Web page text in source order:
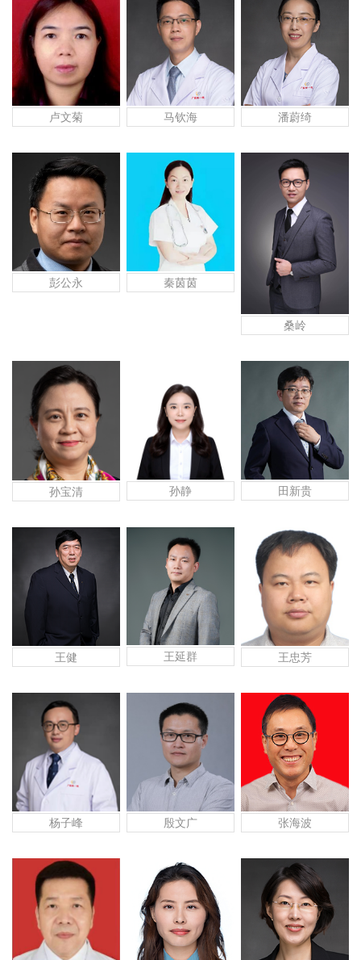
卢文菊 马钦海 潘蔚绮
彭公永 秦茵茵
桑岭
孙宝清 孙静 田新贵
王健 王延群 王忠芳
杨子峰 殷文广 张海波